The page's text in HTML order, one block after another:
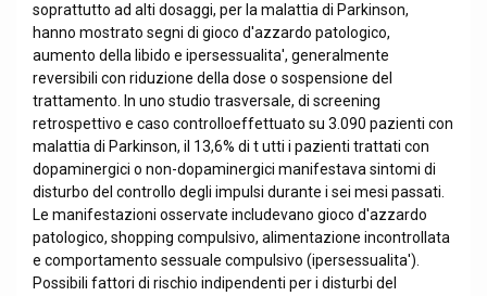
soprattutto ad alti dosaggi, per la malattia di Parkinson,
hanno mostrato segni di gioco d'azzardo patologico,
aumento della libido e ipersessualita', generalmente
reversibili con riduzione della dose o sospensione del
trattamento. In uno studio trasversale, di screening
retrospettivo e caso controlloeffettuato su 3.090 pazienti con
malattia di Parkinson, il 13,6% di t utti i pazienti trattati con
dopaminergici o non-dopaminergici manifestava sintomi di
disturbo del controllo degli impulsi durante i sei mesi passati.
Le manifestazioni osservate includevano gioco d'azzardo
patologico, shopping compulsivo, alimentazione incontrollata
e comportamento sessuale compulsivo (ipersessualita').
Possibili fattori di rischio indipendenti per i disturbi del